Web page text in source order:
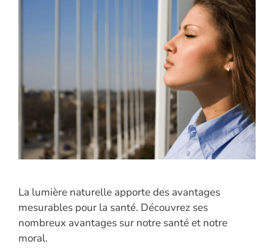
La lumière naturelle apporte des avantages
mesurables pour la santé. Découvrez ses
nombreux avantages sur notre santé et notre
moral.